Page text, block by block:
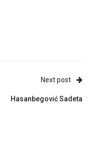
Next post
Hasanbegović Sadeta